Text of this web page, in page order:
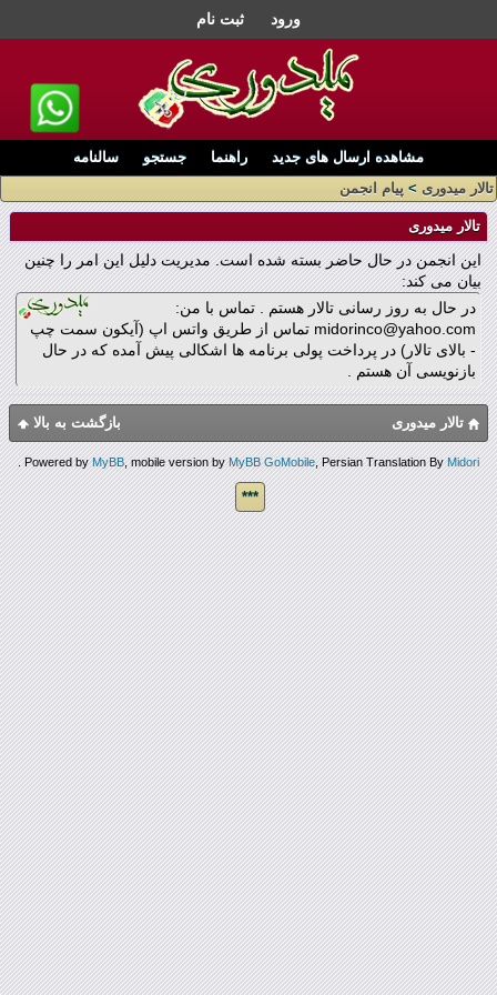
ورود ثبت نام
مشاهده ارسال های جدید راهنما جستجو
سالنامه
تالار میدوری > پیام انجمن
تالار میدوری
این انجمن در حال حاضر بسته شده است. مدیریت دلیل این امر را چنین
بیان می کند:
در حال به روز رسانی تالار هستم . تماس با من:
midorinco@yahoo.com تماس از طریق واتس اپ (آیکون سمت چپ
- بالای تالار) در پرداخت پولی برنامه ها اشکالی پیش آمده که در حال
بازنویسی آن هستم .
بازگشت به بالا تالار میدوری
Powered byMyBB, mobile version byMyBB GoMobile, Persian Translation ByMidori
.
***